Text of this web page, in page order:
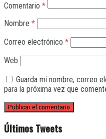
Comentario *
Nombre *
Correo electrónico *
Web
Guarda mi nombre, correo
para la próxima vez que
Últimos Tweets